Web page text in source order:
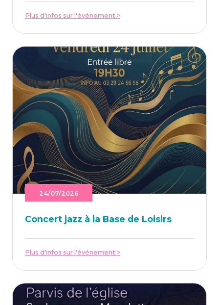
Plus d'infos sur l'événement >
24/07/2026
Concert jazz à la Base de Loisirs
Plus d'infos sur l'événement >